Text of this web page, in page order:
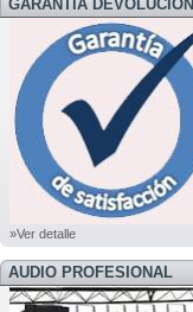
GARANTÍA DEVOLUCÍON
»Ver detalle
AUDIO PROFESIONAL